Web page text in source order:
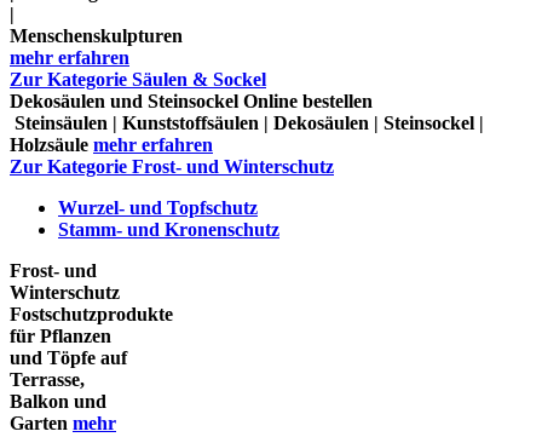
|
Menschenskulpturen
mehr erfahren
Zur Kategorie Säulen & Sockel
Dekosäulen und Steinsockel Online bestellen
Steinsäulen | Kunststoffsäulen | Dekosäulen | Steinsockel |
Holzsäule mehr erfahren
Zur Kategorie Frost- und Winterschutz
Wurzel- und Topfschutz
Stamm- und Kronenschutz
Frost- und
Winterschutz
Fostschutzprodukte
für Pflanzen
und Töpfe auf
Terrasse,
Balkon und
Garten mehr